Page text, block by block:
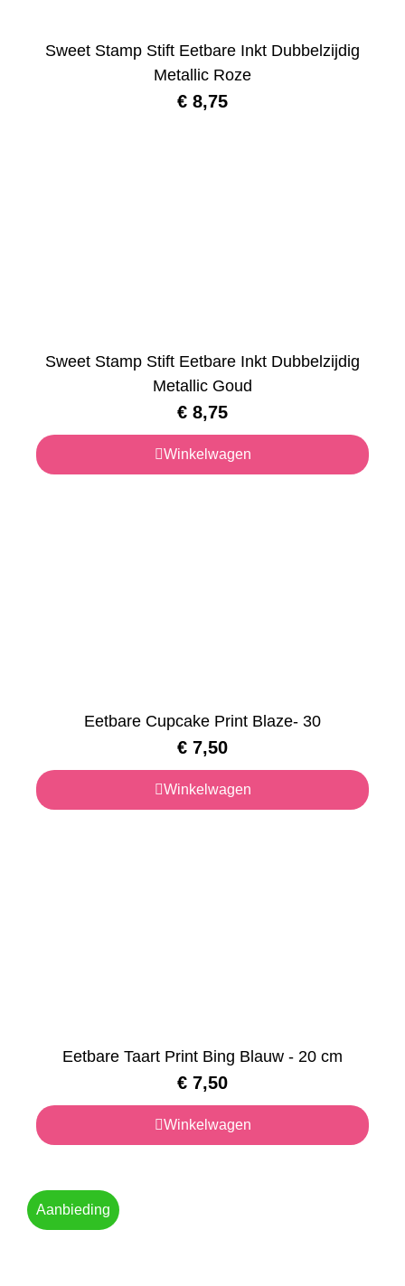
Sweet Stamp Stift Eetbare Inkt Dubbelzijdig
Metallic Roze
€ 8,75
Sweet Stamp Stift Eetbare Inkt Dubbelzijdig
Metallic Goud
€ 8,75
Winkelwagen
Eetbare Cupcake Print Blaze- 30
€ 7,50
Winkelwagen
Eetbare Taart Print Bing Blauw - 20 cm
€ 7,50
Winkelwagen
Aanbieding